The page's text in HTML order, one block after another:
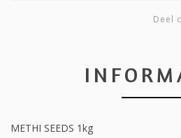
Deel
METHI SEEDS 1kg